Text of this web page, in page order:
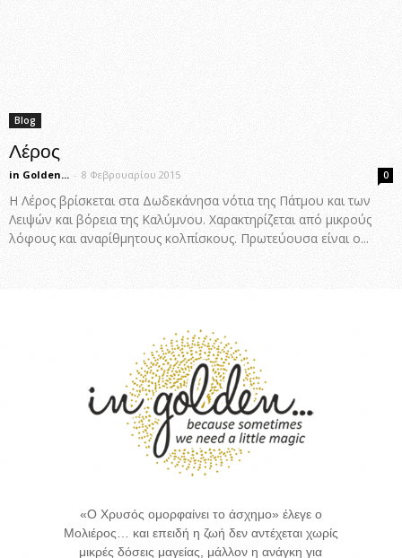
Blog
Λέρος
in Golden... - 8 Φεβρουαρίου 2015 0
Η Λέρος βρίσκεται στα Δωδεκάνησα νότια της Πάτμου και των
Λειψών και βόρεια της Καλύμνου. Χαρακτηρίζεται από μικρούς
λόφους και αναρίθμητους κολπίσκους. Πρωτεύουσα είναι ο...
«Ο Χρυσός ομορφαίνει το άσχημο» έλεγε ο
Μολιέρος… και επειδή η ζωή δεν αντέχεται χωρίς
μικρές δόσεις μαγείας, μάλλον η ανάγκη για